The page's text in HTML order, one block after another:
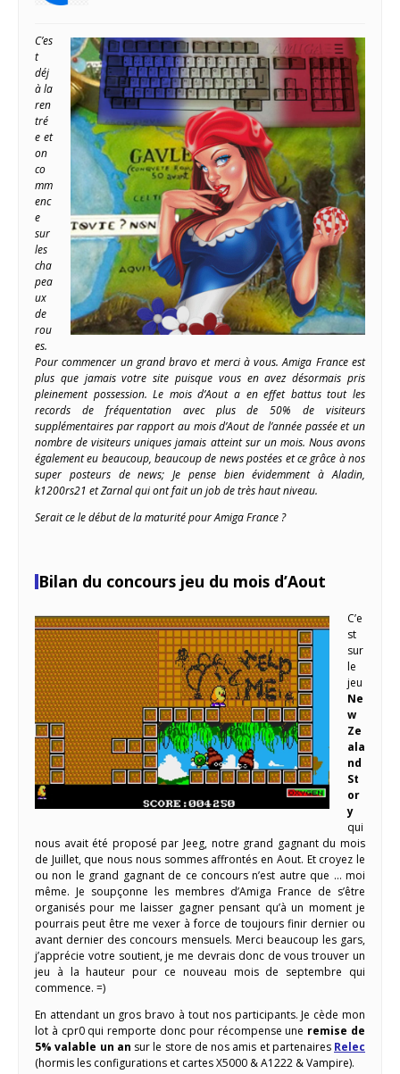
C’es
t
déj
à la
ren
tré
e et
on
co
mm
enc
e
sur
les
cha
pea
ux
de
rou
es.
Pour commencer un grand bravo et merci à vous. Amiga France est
plus que jamais votre site puisque vous en avez désormais pris
pleinement possession. Le mois d’Aout a en effet battus tout les
records de fréquentation avec plus de 50% de visiteurs
supplémentaires par rapport au mois d’Aout de l’année passée et un
nombre de visiteurs uniques jamais atteint sur un mois. Nous avons
également eu beaucoup, beaucoup de news postées et ce grâce à nos
super posteurs de news; Je pense bien évidemment à Aladin,
k1200rs21 et Zarnal qui ont fait un job de très haut niveau.
Serait ce le début de la maturité pour Amiga France ?
Bilan du concours jeu du mois d’Aout
C’e
st
sur
le
jeu
Ne
w
Ze
ala
nd
St
or
y
qui
nous avait été proposé par Jeeg, notre grand gagnant du mois
de Juillet, que nous nous sommes affrontés en Aout. Et croyez le
ou non le grand gagnant de ce concours n’est autre que … moi
même. Je soupçonne les membres d’Amiga France de s’être
organisés pour me laisser gagner pensant qu’à un moment je
pourrais peut être me vexer à force de toujours finir dernier ou
avant dernier des concours mensuels. Merci beaucoup les gars,
j’apprécie votre soutient, je me devrais donc de vous trouver un
jeu à la hauteur pour ce nouveau mois de septembre qui
commence. =)
En attendant un gros bravo à tout nos participants. Je cède mon
lot à cpr0 qui remporte donc pour récompense une remise de
5% valable un an sur le store de nos amis et partenaires Relec
(hormis les configurations et cartes X5000 & A1222 & Vampire).